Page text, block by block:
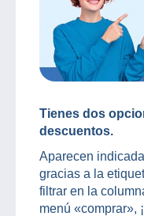
Tienes dos
descuentos.
Aparecen
gracias a la
filtrar en la
menú «comprar»,